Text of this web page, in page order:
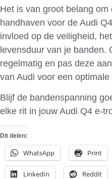
Het is van groot belang
handhaven voor de Audi
invloed op de veiligheid,
levensduur van je banden.
regelmatig en pas deze
van Audi voor een
Blijf de bandenspanning
elke rit in jouw Audi Q4 e-
Dit delen:
WhatsApp Print
LinkedIn Reddit